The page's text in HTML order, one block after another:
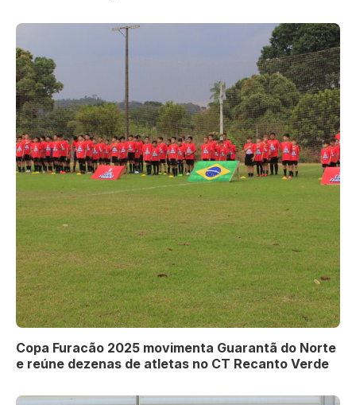
Copa Furacão 2025 movimenta Guarantã do Norte
e reúne dezenas de atletas no CT Recanto Verde